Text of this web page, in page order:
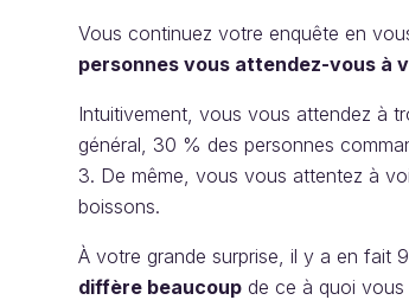
Vous continuez votre enquête en
personnes vous attendez-vous à
Intuitivement, vous vous attendez à
général, 30 % des personnes
3. De même, vous vous attentez à
boissons.
À votre grande surprise, il y a en fait
diffère beaucoup de ce à quoi